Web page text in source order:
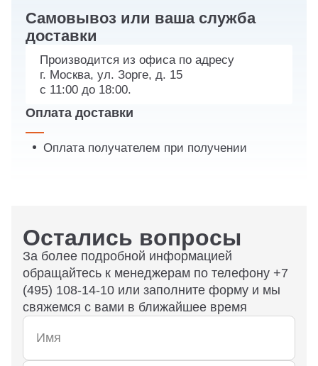
Самовывоз или ваша служба
доставки
Производится из офиса по адресу
г. Москва, ул. Зорге, д. 15
с 11:00 до 18:00.
Оплата доставки
Оплата получателем при получении
Остались вопросы
За более подробной информацией
обращайтесь к менеджерам по телефону +7
(495) 108-14-10 или заполните форму и мы
свяжемся с вами в ближайшее время